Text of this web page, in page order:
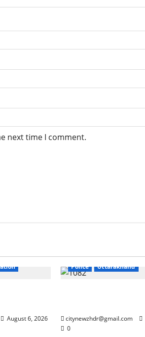
next time I comment.
August 6, 2026
Police
Uttarakhand
citynewzhdr@gmail.com
0